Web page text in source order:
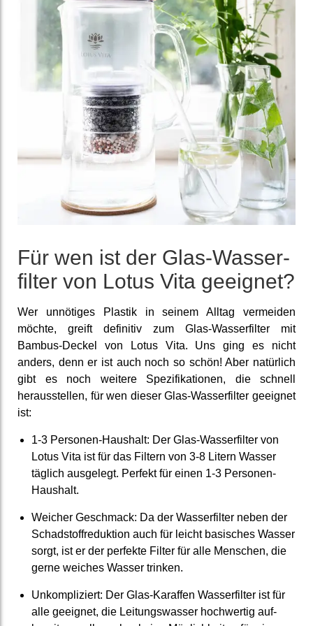
Für wen ist der Glas-Wasser­
filter von Lotus Vita geeignet?
Wer un­nötiges Plastik in seinem Alltag vermeiden
möchte, greift definitiv zum Glas-Wasser­filter mit
Bambus-Deckel von Lotus Vita. Uns ging es nicht
anders, denn er ist auch noch so schön! Aber natürlich
gibt es noch weitere Spezifi­kationen, die schnell
heraus­stellen, für wen dieser Glas-Wasser­filter geeignet
ist:
1-3 Personen-Haushalt: Der Glas-Wasser­filter von
Lotus Vita ist für das Filtern von 3-8 Litern Wasser
täglich aus­gelegt. Perfekt für einen 1-3 Personen-
Haushalt.
Weicher Geschmack: Da der Wasser­filter neben der
Schad­stoff­reduktion auch für leicht basisches Wasser
sorgt, ist er der perfekte Filter für alle Menschen, die
gerne weiches Wasser trinken.
Unkompli­ziert: Der Glas-Karaffen Wasser­filter ist für
alle ge­eignet, die Leitungs­wasser hoch­wertig auf­